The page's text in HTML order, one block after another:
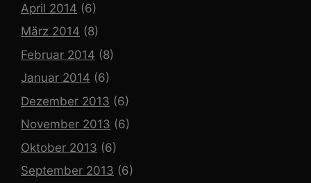
April 2014 (6)
März 2014 (8)
Februar 2014 (8)
Januar 2014 (6)
Dezember 2013 (6)
November 2013 (6)
Oktober 2013 (6)
September 2013 (6)